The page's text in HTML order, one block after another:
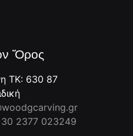
Ὄρος
ΤΚ: 630 87
2377 023249